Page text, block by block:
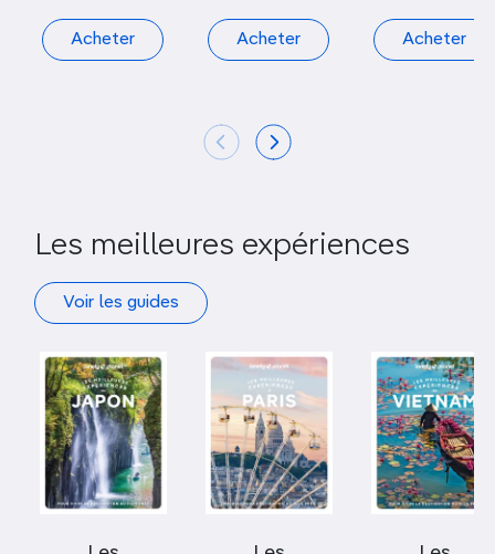
Acheter Acheter Acheter
Les meilleures expériences
Voir les guides